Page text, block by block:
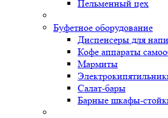
Пельменный цех
Буфетное оборудование
Диспенсеры для
Кофе аппараты
Мармиты
Cалат-бары
Барные шкафы-